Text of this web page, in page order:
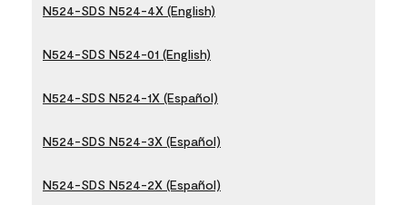
N524-SDS N524-4X (English)
N524-SDS N524-01 (English)
N524-SDS N524-1X (Español)
N524-SDS N524-3X (Español)
N524-SDS N524-2X (Español)